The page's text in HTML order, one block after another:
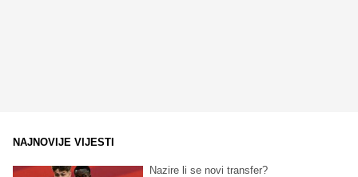
NAJNOVIJE VIJESTI
Nazire li se novi transfer?